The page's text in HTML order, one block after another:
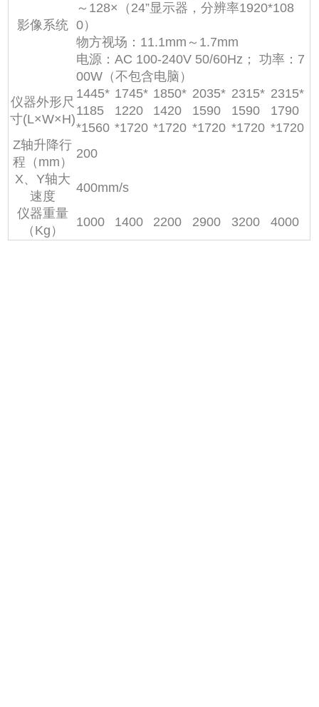
影像系统
～128×（24”显示器，分辨率1920*108
0）
物方视场：11.1mm～1.7mm
电源：AC 100-240V 50/60Hz； 功率：7
00W（不包含电脑）
仪器外形尺
寸(L×W×H)
1445*
1185
*1560
1745*
1220
*1720
1850*
1420
*1720
2035*
1590
*1720
2315*
1590
*1720
2315*
1790
*1720
Z轴升降行
程（mm）
200
X、Y轴大
速度
400mm/s
仪器重量
（Kg）
1000 1400 2200 2900 3200 4000